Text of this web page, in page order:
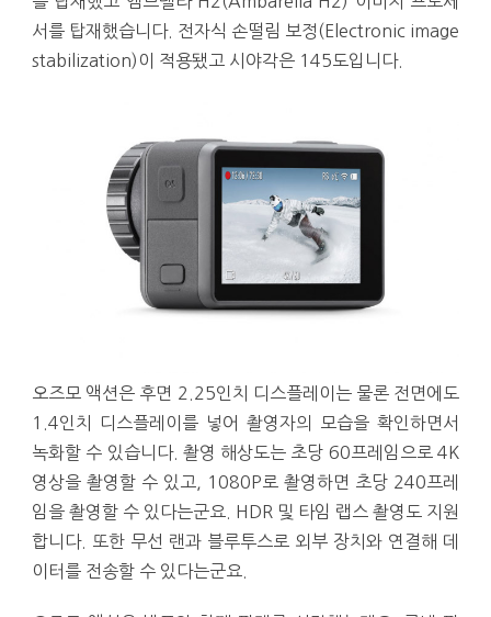
서를 탑재했습니다. 전자식 손떨림 보정(Electronic image
stabilization)이 적용됐고 시야각은 145도입니다.
오즈모 액션은 후면 2.25인치 디스플레이는 물론 전면에도
1.4인치 디스플레이를 넣어 촬영자의 모습을 확인하면서
녹화할 수 있습니다. 촬영 해상도는 초당 60프레임으로 4K
영상을 촬영할 수 있고, 1080P로 촬영하면 초당 240프레
임을 촬영할 수 있다는군요. HDR 및 타임 랩스 촬영도 지원
합니다. 또한 무선 랜과 블루투스로 외부 장치와 연결해 데
이터를 전송할 수 있다는군요.